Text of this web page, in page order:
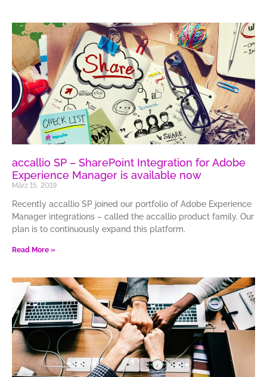
accallio SP – SharePoint Integration for Adobe
Experience Manager is available now
März 15, 2019
Recently accallio SP joined our portfolio of Adobe Experience
Manager integrations – called the accallio product family. Our
plan is to continuously expand this platform.
Read More »